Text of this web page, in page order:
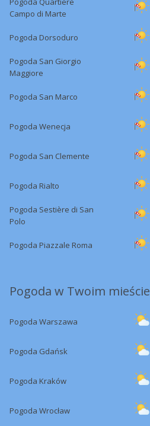
Campo di Marte
Pogoda Dorsoduro
Pogoda San Giorgio
Maggiore
Pogoda San Marco
Pogoda Wenecja
Pogoda San Clemente
Pogoda Rialto
Pogoda Sestière di San
Polo
Pogoda Piazzale Roma
Pogoda w Twoim mieście
Pogoda Warszawa
Pogoda Gdańsk
Pogoda Kraków
Pogoda Wrocław